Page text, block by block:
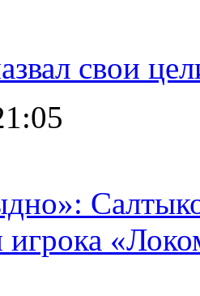
свои
игрока